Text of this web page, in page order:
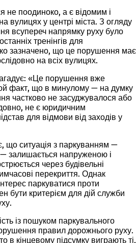
не поодиноко, а є відомим і
у центрі міста. З огляду
всупереч напрямку руху було
тренінгів для
зазначено, що це порушення має
на всіх вулицях.
«Це порушення вже
факт, що в минулому — на думку
частково не засуджувалося або
не є юридичним
для відмови від заходів у
що ситуація з паркуванням —
— залишається напруженою і
через будівельні
перекриття. Однак
паркуватися проти
бути критерієм для дій служби
із пошуком паркувального
правил дорожнього руху.
кінцевому підсумку виграють ті,